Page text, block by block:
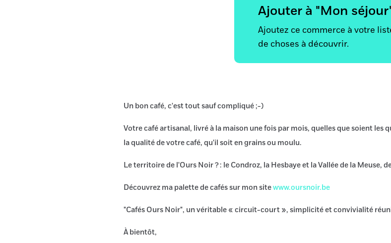
Ajouter à "Mon
Ajoutez ce commerce à votre
de choses à découvrir.
Un bon café, c'est tout sauf compliqué ;-)
Votre café artisanal, livré à la maison une fois par mois, quelles que soient les
la qualité de votre café, qu'il soit en grains ou moulu.
Le territoire de l'Ours Noir ? : le Condroz, la Hesbaye et la Vallée de la Meuse,
Découvrez ma palette de cafés sur mon sitewww.oursnoir.be
"Cafés Ours Noir", un véritable « circuit-court », simplicité et convivialité
À bientôt,